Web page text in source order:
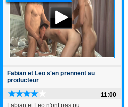
Fabian et Leo s'en prennent au
producteur
11:00
Fabian et Leo n'ont pas pu